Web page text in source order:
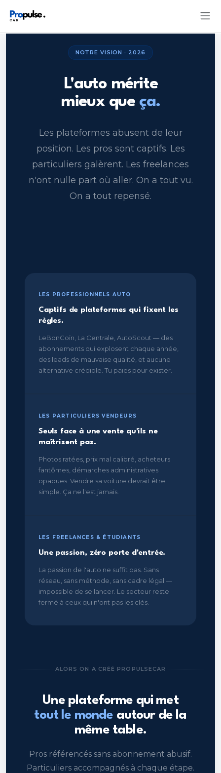
NOTRE VISION · 2026
L'auto mérite
mieux que ça.
Les plateformes abusent de leur
position. Les pros sont captifs. Les
particuliers galèrent. Les freelances
n'ont nulle part où aller. On a tout vu.
On a tout repensé.
LES PROFESSIONNELS AUTO
Captifs de plateformes qui fixent les
règles.
LeBonCoin, La Centrale, AutoScout — des
abonnements qui explosent chaque année,
des leads de mauvaise qualité, et aucune
alternative crédible. Tu paies pour exister.
LES PARTICULIERS VENDEURS
Seuls face à une vente qu'ils ne
maîtrisent pas.
Photos ratées, prix mal calibré, acheteurs
fantômes, démarches administratives
opaques. Vendre sa voiture devrait être
simple. Ça ne l'est jamais.
LES FREELANCES & ÉTUDIANTS
Une passion, zéro porte d'entrée.
La passion de l'auto ne suffit pas. Sans
réseau, sans méthode, sans cadre légal —
impossible de se lancer. Le secteur reste
fermé à ceux qui n'ont pas les clés.
ALORS ON A CRÉÉ PROPULSECAR
Une plateforme qui met
tout le monde autour de la
même table.
Pros référencés sans abonnement abusif.
Particuliers accompagnés à chaque étape.